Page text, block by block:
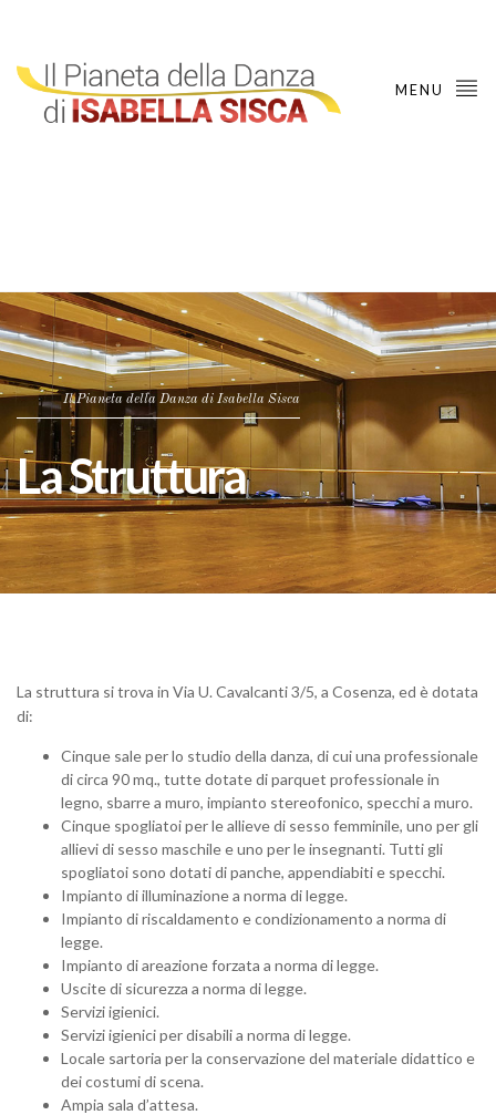
MENU
Il Pianeta della Danza di Isabella Sisca
La Struttura
La struttura si trova in Via U. Cavalcanti 3/5, a Cosenza, ed è dotata
di:
Cinque sale per lo studio della danza, di cui una professionale
di circa 90 mq., tutte dotate di parquet professionale in
legno, sbarre a muro, impianto stereofonico, specchi a muro.
Cinque spogliatoi per le allieve di sesso femminile, uno per gli
allievi di sesso maschile e uno per le insegnanti. Tutti gli
spogliatoi sono dotati di panche, appendiabiti e specchi.
Impianto di illuminazione a norma di legge.
Impianto di riscaldamento e condizionamento a norma di
legge.
Impianto di areazione forzata a norma di legge.
Uscite di sicurezza a norma di legge.
Servizi igienici.
Servizi igienici per disabili a norma di legge.
Locale sartoria per la conservazione del materiale didattico e
dei costumi di scena.
Ampia sala d’attesa.